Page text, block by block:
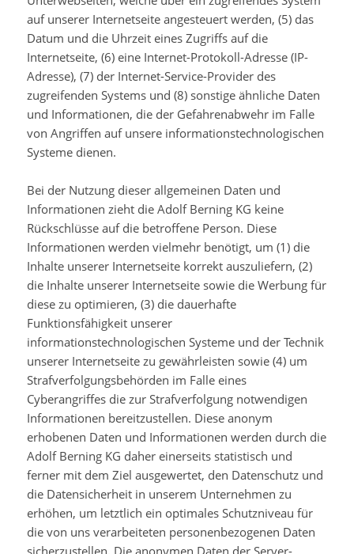
auf unserer Internetseite angesteuert werden, (5) das
Datum und die Uhrzeit eines Zugriffs auf die
Internetseite, (6) eine Internet-Protokoll-Adresse (IP-
Adresse), (7) der Internet-Service-Provider des
zugreifenden Systems und (8) sonstige ähnliche Daten
und Informationen, die der Gefahrenabwehr im Falle
von Angriffen auf unsere informationstechnologischen
Systeme dienen.
Bei der Nutzung dieser allgemeinen Daten und
Informationen zieht die Adolf Berning KG keine
Rückschlüsse auf die betroffene Person. Diese
Informationen werden vielmehr benötigt, um (1) die
Inhalte unserer Internetseite korrekt auszuliefern, (2)
die Inhalte unserer Internetseite sowie die Werbung für
diese zu optimieren, (3) die dauerhafte
Funktionsfähigkeit unserer
informationstechnologischen Systeme und der Technik
unserer Internetseite zu gewährleisten sowie (4) um
Strafverfolgungsbehörden im Falle eines
Cyberangriffes die zur Strafverfolgung notwendigen
Informationen bereitzustellen. Diese anonym
erhobenen Daten und Informationen werden durch die
Adolf Berning KG daher einerseits statistisch und
ferner mit dem Ziel ausgewertet, den Datenschutz und
die Datensicherheit in unserem Unternehmen zu
erhöhen, um letztlich ein optimales Schutzniveau für
die von uns verarbeiteten personenbezogenen Daten